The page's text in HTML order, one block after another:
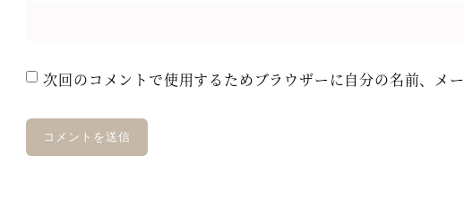
次回のコメントで使用するためブラウザーに自分の名前、メ